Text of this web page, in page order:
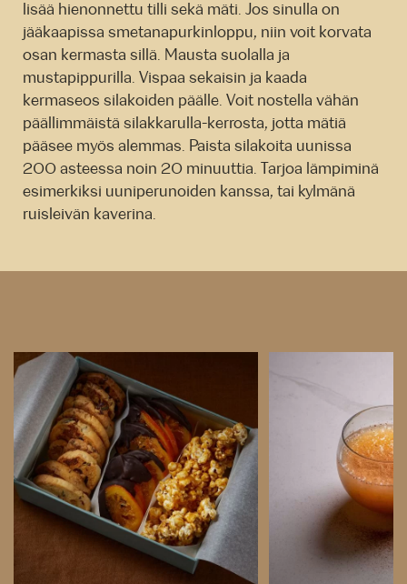
lisää hienonnettu tilli sekä mäti. Jos sinulla on
jääkaapissa smetanapurkinloppu, niin voit korvata
osan kermasta sillä. Mausta suolalla ja
mustapippurilla. Vispaa sekaisin ja kaada
kermaseos silakoiden päälle. Voit nostella vähän
päällimmäistä silakkarulla-kerrosta, jotta mätiä
pääsee myös alemmas. Paista silakoita uunissa
200 asteessa noin 20 minuuttia. Tarjoa lämpiminä
esimerkiksi uuniperunoiden kanssa, tai kylmänä
ruisleivän kaverina.